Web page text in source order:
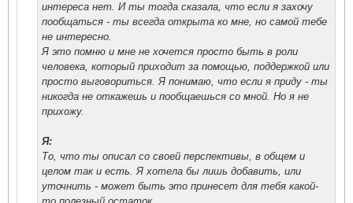
интереса нет. И ты тогда сказала, что если я захочу
пообщаться - ты всегда открыта ко мне, но самой тебе
не интересно.
Я это помню и мне не хочется просто быть в роли
человека, который приходит за помощью, поддержкой или
просто выговориться. Я понимаю, что если я приду - ты
никогда не откажешь и пообщаешься со мной. Но я не
прихожу.
Я:
То, что ты описал со своей перспективы, в общем и
целом так и есть. Я хотела бы лишь добавить, или
уточнить - может быть это принесет для тебя какой-